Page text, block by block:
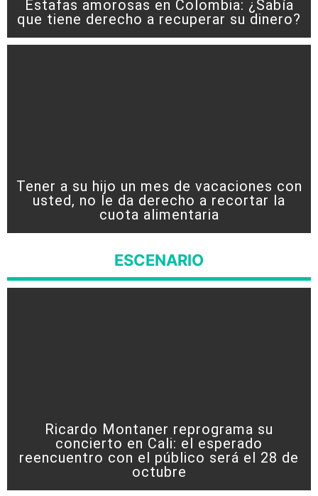
Estafas amorosas en Colombia: ¿Sabía
que tiene derecho a recuperar su dinero?
Tener a su hijo un mes de vacaciones con
usted, no le da derecho a recortar la
cuota alimentaria
ESCENARIO
Ricardo Montaner reprograma su
concierto en Cali: el esperado
reencuentro con el público será el 28 de
octubre